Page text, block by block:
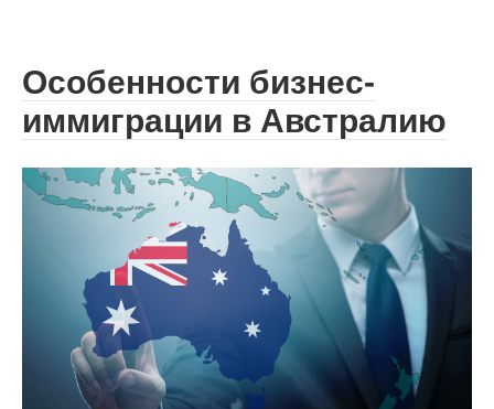
Особенности бизнес-
иммиграции в Австралию